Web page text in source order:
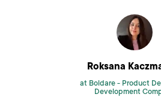
Roksana
at Boldare - Product
Development